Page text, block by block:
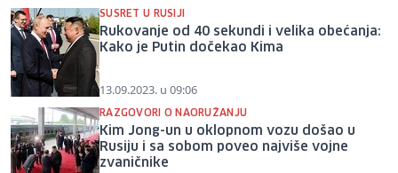
SUSRET U RUSIJI
Rukovanje od 40 sekundi i velika obećanja:
Kako je Putin dočekao Kima
13.09.2023. u 09:06
RAZGOVORI O NAORUŽANJU
Kim Jong-un u oklopnom vozu došao u
Rusiju i sa sobom poveo najviše vojne
zvaničnike